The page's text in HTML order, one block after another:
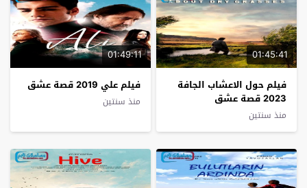
01:45:41
فيلم حول الاعشاب الجافة
2023 قصة عشق
منذ سنتين
01:49:11
فيلم علي 2019 قصة عشق
منذ سنتين